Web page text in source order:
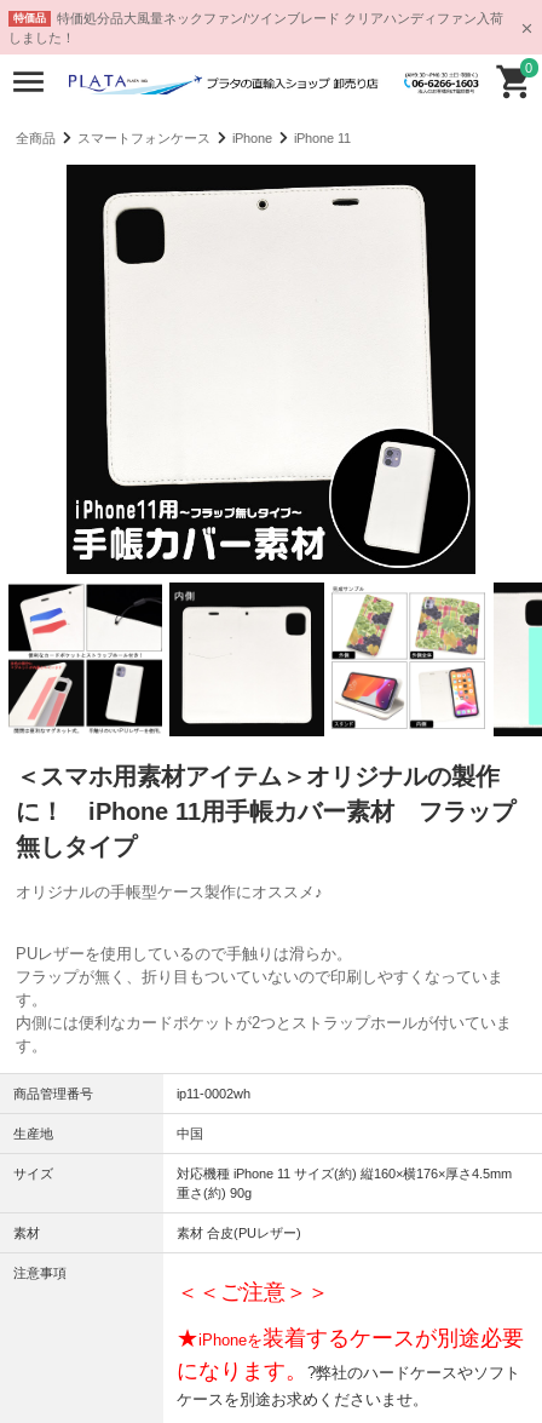
特価品
特価処分品大風量ネックファン/ツインブレード クリアハンディファン入荷
しました！
0
全商品 スマートフォンケース iPhone iPhone 11
＜スマホ用素材アイテム＞オリジナルの製作
に！ iPhone 11用手帳カバー素材 フラップ
無しタイプ
オリジナルの手帳型ケース製作にオススメ♪
PUレザーを使用しているので手触りは滑らか。
フラップが無く、折り目もついていないので印刷しやすくなっていま
す。
内側には便利なカードポケットが2つとストラップホールが付いていま
す。
商品管理番号 ip11-0002wh
生産地 中国
サイズ
対応機種 iPhone 11 サイズ(約) 縦160×横176×厚さ4.5mm
重さ(約) 90g
素材 素材 合皮(PUレザー)
注意事項
＜＜ご注意＞＞
★iPhoneを装着するケースが別途必要
になります。?弊社のハードケースやソフト
ケースを別途お求めくださいませ。